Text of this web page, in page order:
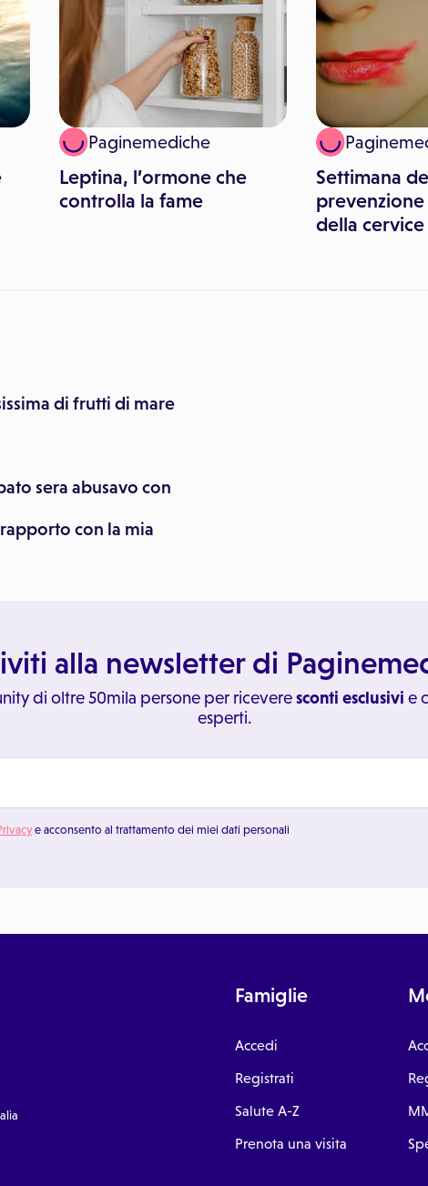
Paginemediche
Leptina, l’ormone che
controlla la fame
Settimana
della
di frutti di mare
sera abusavo con
con la mia
alla newsletter di
di oltre 50mila persone per riceveresconti esclusivi e
esperti.
e acconsento al trattamento dei miei dati personali
Famiglie
Accedi
Registrati
Salute A-Z
Prenota una visita